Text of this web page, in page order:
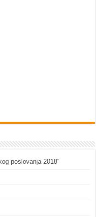
poslovanja 2018″